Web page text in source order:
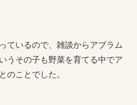
ているので、雑談からアブラム
うその子も野菜を育てる中でア
のことでした。